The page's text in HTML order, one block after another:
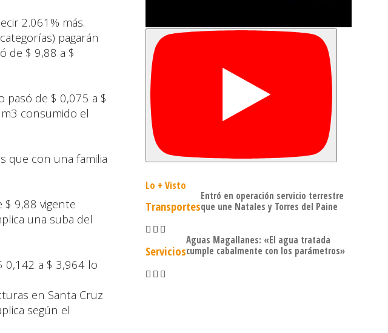
2.061% más.
pagarán
de $ 9,88 a $
pasó de $ 0,075 a $
consumido el
que con una familia
$ 9,88 vigente
una suba del
0,142 a $ 3,964 lo
en Santa Cruz
según el
Lo + Visto
Transportes
Entró en operación servicio terrestre
que une Natales y Torres del Paine
Servicios
Aguas Magallanes: «El agua tratada
cumple cabalmente con los parámetros»